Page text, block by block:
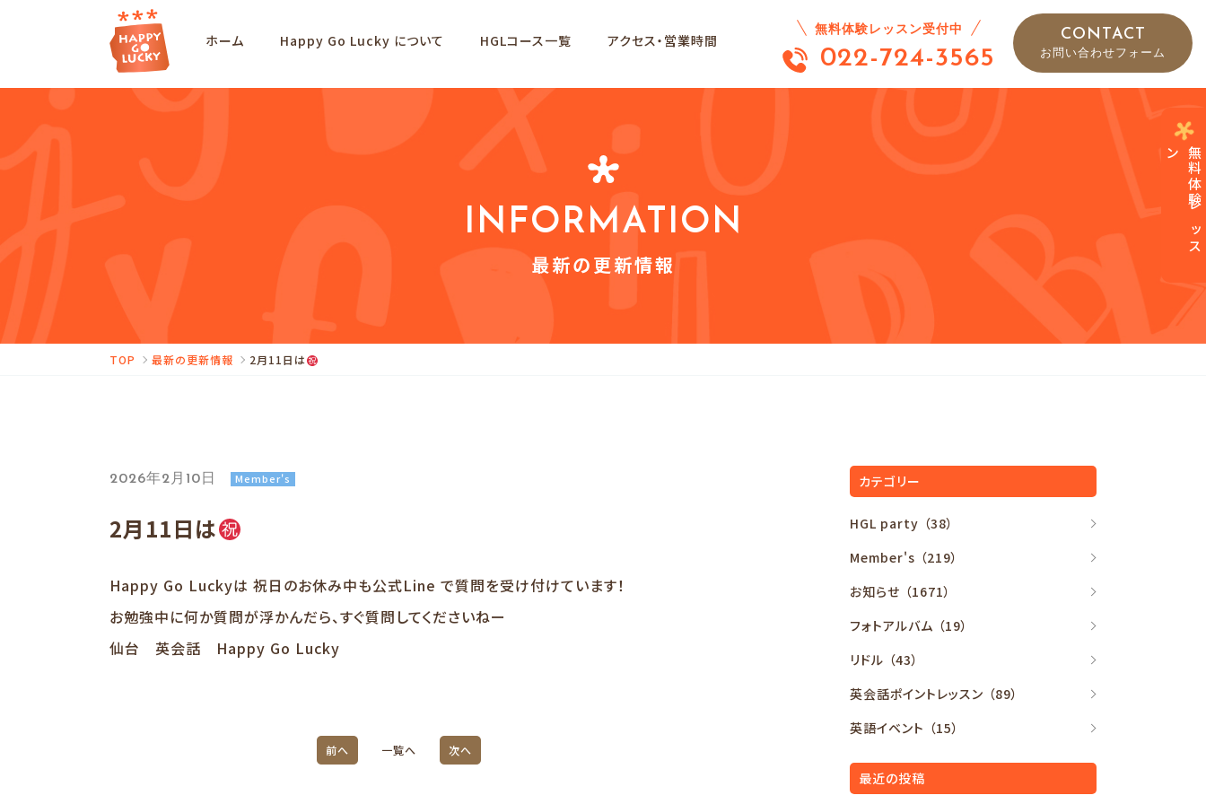
ホーム Happy Go Lucky について HGLコース一覧 アクセス・営業時間
無料体験レッスン受付中
022-724-3565
CONTACT
お問い合わせフォーム
無
料
体
験
レ
ッ
ス
ン
INFORMATION
最新の更新情報
TOP 最新の更新情報 2月11日は
2026年2月10日 Member's
2月11日は
Happy Go Luckyは 祝日のお休み中も公式Line で質問を受け付けています！
お勉強中に何か質問が浮かんだら、すぐ質問してくださいねー
仙台 英会話 Happy Go Lucky
前へ 一覧へ 次へ
カテゴリー
HGL party （38）
Member's （219）
お知らせ （1671）
フォトアルバム （19）
リドル （43）
英会話ポイントレッスン （89）
英語イベント （15）
最近の投稿